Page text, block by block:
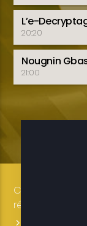
L’e-
20:20
Nougnin
21:00
Copyright 2019-
réservés /